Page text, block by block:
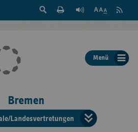
Suche
der
Seite
Feed
Menü
Bremen
Landesvertretungen